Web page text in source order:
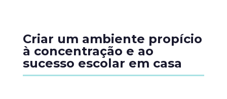
Criar um ambiente propício
à concentração e ao
sucesso escolar em casa